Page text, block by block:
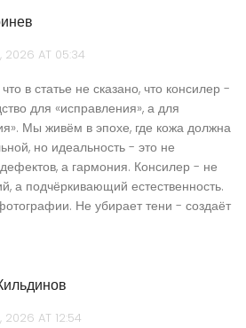
2026 AT 05:34
в статье не сказано, что консилер -
для «исправления», а для
Мы живём в эпохе, где кожа должна
но идеальность - это не
дефектов, а гармония. Консилер - не
а подчёркивающий естественность.
Не убирает тени - создаёт
AT 12:54